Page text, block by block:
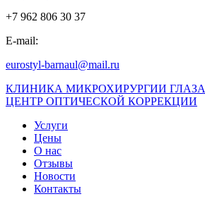
+7 962 806 30 37
E-mail:
eurostyl-barnaul@mail.ru
КЛИНИКА МИКРОХИРУРГИИ ГЛАЗА
ЦЕНТР ОПТИЧЕСКОЙ КОРРЕКЦИИ
Услуги
Цены
О нас
Отзывы
Новости
Контакты